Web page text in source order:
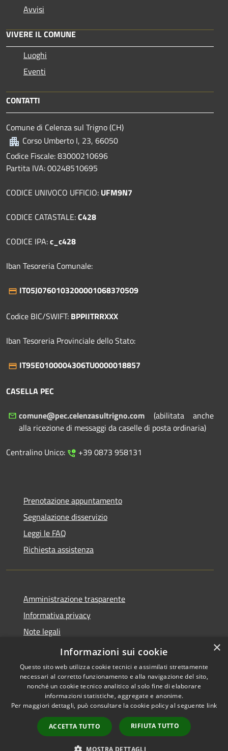
Avvisi
VIVERE IL COMUNE
Luoghi
Eventi
CONTATTI
Comune di Celenza sul Trigno (CH)
Corso Umberto I, 23, 66050
Codice Fiscale: 83000210696
Partita IVA: 00248510695
CODICE UNIVOCO UFFICIO: UFM9N7
CODICE CATASTALE:C428
CODICE IPA:c_c428
Iban Tesoreria Comunale:
IT05J0760103200001068370509
Codice BIC/SWIFT: BPPIITRRXXX
Iban Tesoreria Provinciale dello Stato:
IT95E0100004306TU0000018857
CASELLA PEC
comune@pec.celenzasultrigno.com (abilitata anche
alla ricezione di messaggi da caselle di posta ordinaria)
Centralino Unico:
+39 0873 958131
Prenotazione appuntamento
Segnalazione disservizio
Leggi le FAQ
Richiesta assistenza
Amministrazione trasparente
Informativa privacy
Note legali
Dichiarazione di accessibilità
Accessibilità
Copyright © 2026 • Comune di
Celenza sul Trigno • Powered
byMunicipium
Accesso
redazione
×
Informazioni sui cookie
Questo sito web utilizza cookie tecnici e assimilati strettamente
necessari al corretto funzionamento e alla navigazione del sito,
nonché un cookie tecnico analitico al solo fine di elaborare
informazioni statistiche, aggregate e anonime.
Per maggiori dettagli, può consultare la cookie policy al seguente link
ACCETTA TUTTO RIFIUTA TUTTO
MOSTRA DETTAGLI